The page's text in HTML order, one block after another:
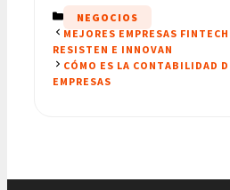
CATEGORÍAS
NEGOCIOS
MEJORES EMPRESAS
RESISTEN E INNOVAN
CÓMO ES LA CONTABILIDAD
EMPRESAS